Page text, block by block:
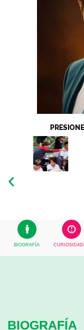
BIOGRAFÍA
BIOGRAFÍA